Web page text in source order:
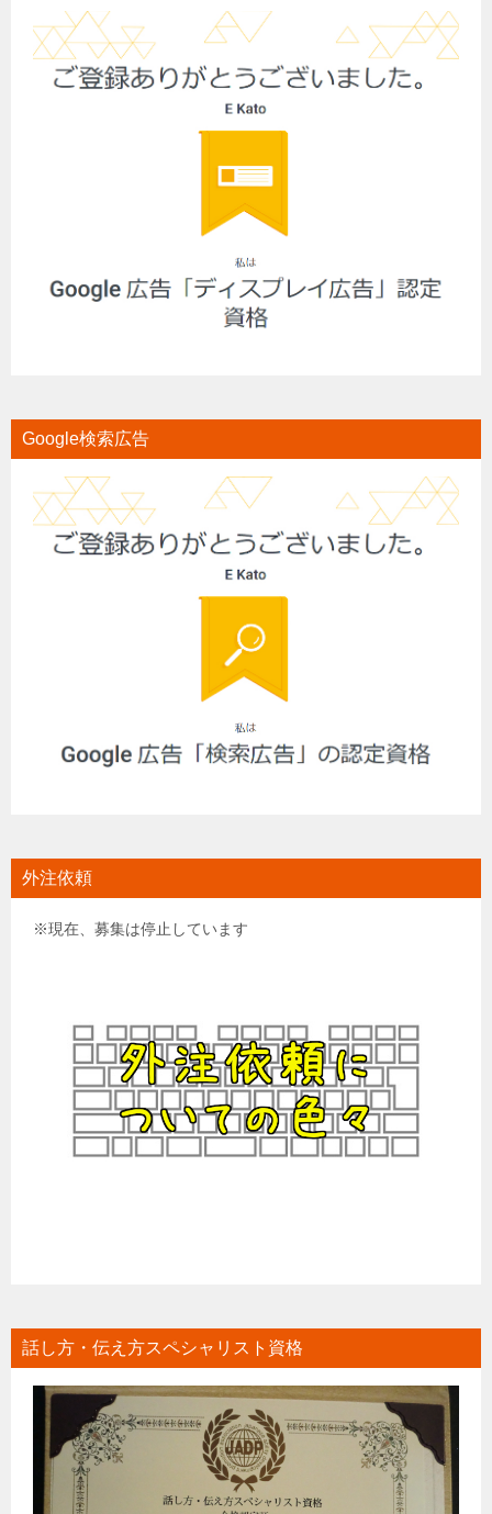
Google検索広告
外注依頼
※現在、募集は停止しています
話し方・伝え方スペシャリスト資格